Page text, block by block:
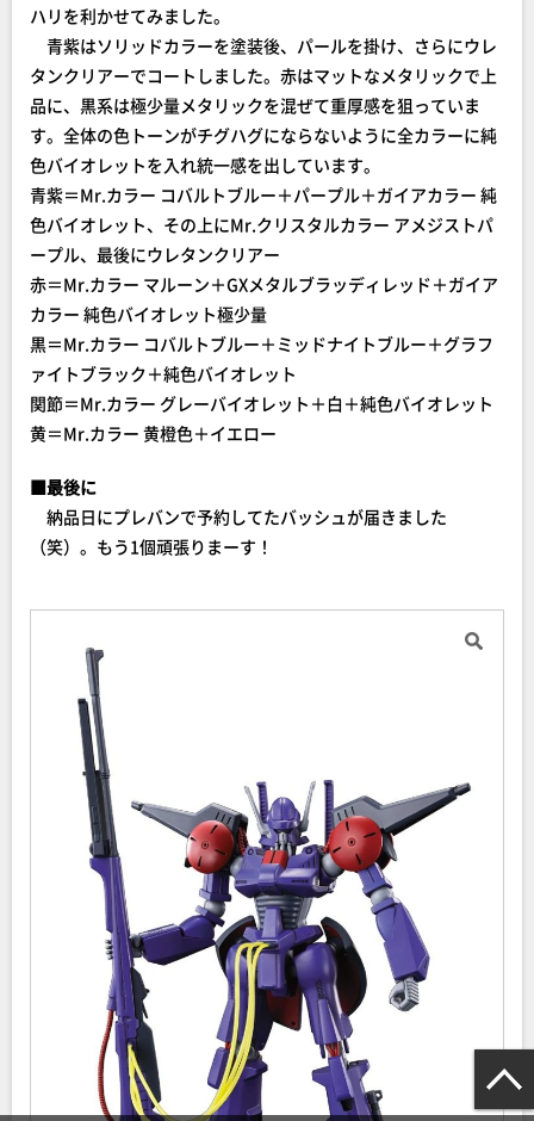
ハリを利かせてみました。
青紫はソリッドカラーを塗装後、パールを掛け、さらにウレ
タンクリアーでコートしました。赤はマットなメタリックで上
品に、黒系は極少量メタリックを混ぜて重厚感を狙っていま
す。全体の色トーンがチグハグにならないように全カラーに純
色バイオレットを入れ統一感を出しています。
青紫＝Mr.カラー コバルトブルー＋パープル＋ガイアカラー 純
色バイオレット、その上にMr.クリスタルカラー アメジストパ
ープル、最後にウレタンクリアー
赤＝Mr.カラー マルーン＋GXメタルブラッディレッド＋ガイア
カラー 純色バイオレット極少量
黒＝Mr.カラー コバルトブルー＋ミッドナイトブルー＋グラフ
ァイトブラック＋純色バイオレット
関節＝Mr.カラー グレーバイオレット＋白＋純色バイオレット
黄＝Mr.カラー 黄橙色＋イエロー
■最後に
納品日にプレバンで予約してたバッシュが届きました
（笑）。もう1個頑張りまーす！